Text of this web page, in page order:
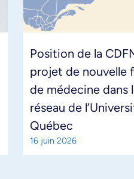
Position de la
projet de nouvelle
de médecine dans
réseau de
Québec
16 juin 2026